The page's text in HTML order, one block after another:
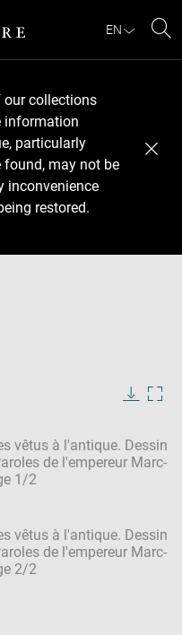
EN
our collections
information
particularly
may not be
inconvenience
restored.
in
new